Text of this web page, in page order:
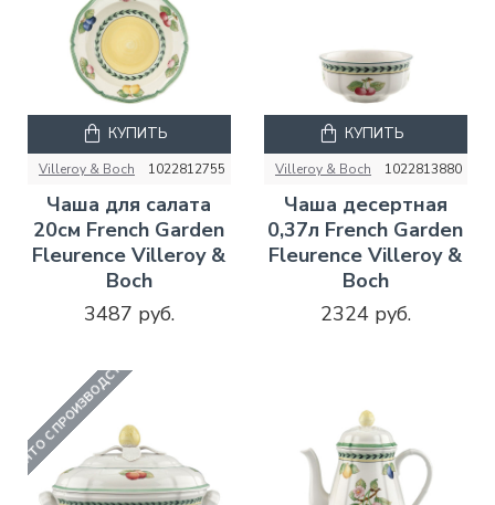
Villeroy & Boch 1022812755
Чаша для салата
20см French Garden
Fleurence Villeroy &
Boch
3487 руб.
КУПИТЬ
Villeroy & Boch 1022813880
Чаша десертная
0,37л French Garden
Fleurence Villeroy &
Boch
2324 руб.
КУПИТЬ
СНЯТО С ПРОИЗВОДСТВА